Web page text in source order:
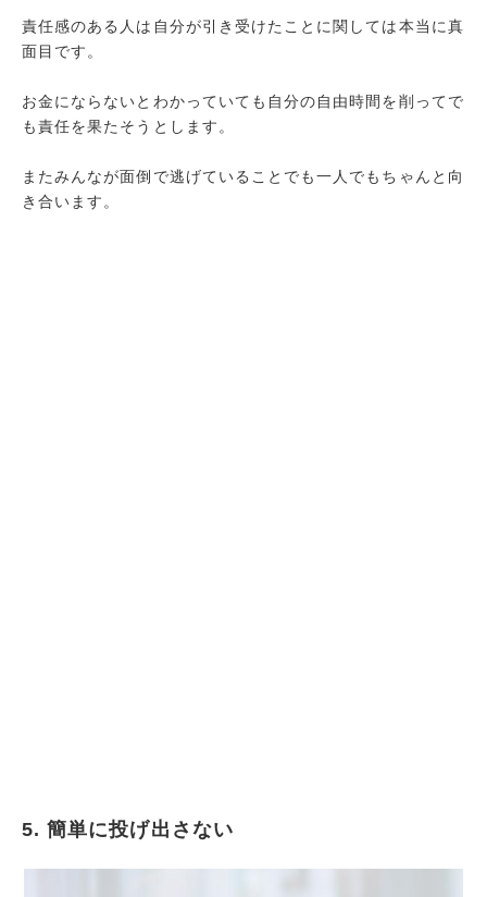
責任感のある人は自分が引き受けたことに関しては本当に真
面目です。
お金にならないとわかっていても自分の自由時間を削ってで
も責任を果たそうとします。
またみんなが面倒で逃げていることでも一人でもちゃんと向
き合います。
5. 簡単に投げ出さない